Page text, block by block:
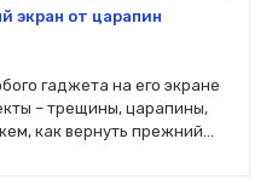
экран от царапин
гаджета на его экране
– трещины, царапины,
как вернуть прежний